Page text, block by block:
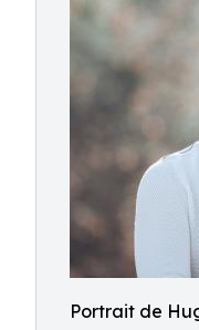
Portrait de